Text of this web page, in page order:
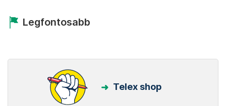
Legfontosabb
Telex shop